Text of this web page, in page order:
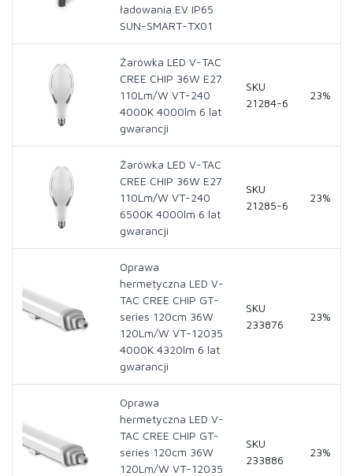
ładowania EV IP65
SUN-SMART-TX01
Żarówka LED V-TAC
CREE CHIP 36W E27
110Lm/W VT-240
4000K 4000lm 6 lat
gwarancji
SKU
21284-6
23%
Żarówka LED V-TAC
CREE CHIP 36W E27
110Lm/W VT-240
6500K 4000lm 6 lat
gwarancji
SKU
21285-6
23%
Oprawa
hermetyczna LED V-
TAC CREE CHIP GT-
series 120cm 36W
120Lm/W VT-12035
4000K 4320lm 6 lat
gwarancji
SKU
233876
23%
Oprawa
hermetyczna LED V-
TAC CREE CHIP GT-
series 120cm 36W
120Lm/W VT-12035
SKU
233886
23%